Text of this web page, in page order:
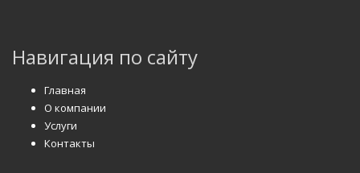
Навигация по сайту
Главная
О компании
Услуги
Контакты